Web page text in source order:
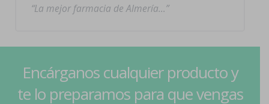
La mejor farmacia de Almería…
Encárganos cualquier producto y
te lo preparamos para que vengas